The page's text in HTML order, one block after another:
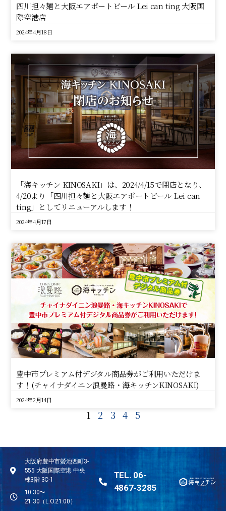
四川担々麺と大阪エアポートビール Lei can ting 大阪国
際空港店
2024年4月18日
「海キッチン KINOSAKI」は、2024/4/15で閉店となり、
4/20より「四川担々麺と大阪エアポートビール Lei can
ting」としてリニューアルします！
2024年4月17日
豊中市プレミアム付デジタル商品券がご利用いただけま
す！(チャイナダイニン浪曼路・海キッチンKINOSAKI)
2024年2月14日
1 2 3 4 5
大阪府豊中市螢池西町3-
555 大阪国際空港 中央
棟3階 3C-1
10:30〜
21:30（L.O.21:00）
TEL. 06-
4867-3285